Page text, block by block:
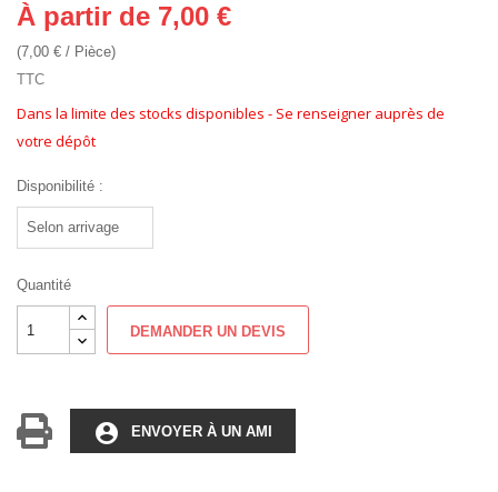
À partir de 7,00 €
(7,00 € / Pièce)
TTC
Dans la limite des stocks disponibles - Se renseigner auprès de
votre dépôt
Disponibilité :
Quantité
DEMANDER UN DEVIS
account_circle ENVOYER À UN AMI